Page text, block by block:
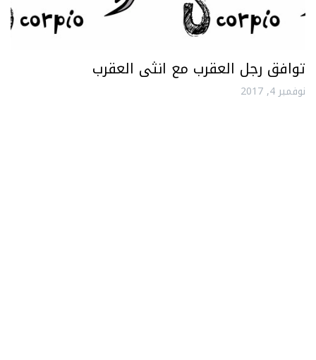
توافق رجل العقرب مع انثى العقرب
نوفمبر 4, 2017